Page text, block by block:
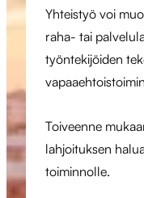
Yhteistyö voi
raha- tai
työntekijöiden
Toiveenne
lahjoituksen
toiminnolle.